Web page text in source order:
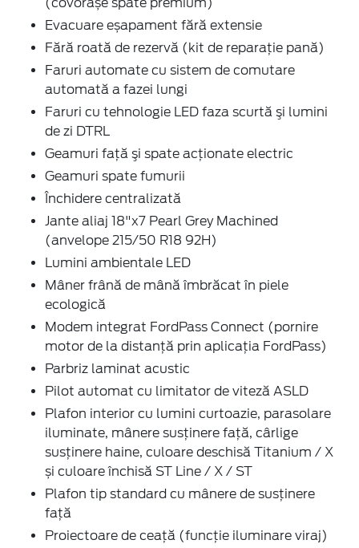
Evacuare eșapament fără extensie
Fără roată de rezervă (kit de reparaţie pană)
Faruri automate cu sistem de comutare
automată a fazei lungi
Faruri cu tehnologie LED faza scurtă şi lumini
de zi DTRL
Geamuri faţă şi spate acţionate electric
Geamuri spate fumurii
Închidere centralizată
Jante aliaj 18"x7 Pearl Grey Machined
(anvelope 215/50 R18 92H)
Lumini ambientale LED
Mâner frână de mână îmbrăcat în piele
ecologică
Modem integrat FordPass Connect (pornire
motor de la distanță prin aplicația FordPass)
Parbriz laminat acustic
Pilot automat cu limitator de viteză ASLD
Plafon interior cu lumini curtoazie, parasolare
iluminate, mânere susținere față, cârlige
susținere haine, culoare deschisă Titanium / X
și culoare închisă ST Line / X / ST
Plafon tip standard cu mânere de susţinere
faţă
Proiectoare de ceaţă (funcție iluminare viraj)